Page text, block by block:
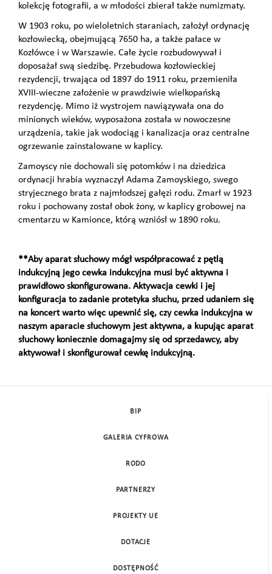
kolekcję fotografii, a w młodości zbierał także numizmaty.
W 1903 roku, po wieloletnich staraniach, założył ordynację
kozłowiecką, obejmującą 7650 ha, a także pałace w
Kozłówce i w Warszawie. Całe życie rozbudowywał i
doposażał swą siedzibę. Przebudowa kozłowieckiej
rezydencji, trwająca od 1897 do 1911 roku, przemieniła
XVIII-wieczne założenie w prawdziwie wielkopańską
rezydencję. Mimo iż wystrojem nawiązywała ona do
minionych wieków, wyposażona została w nowoczesne
urządzenia, takie jak wodociąg i kanalizacja oraz centralne
ogrzewanie zainstalowane w kaplicy.
Zamoyscy nie dochowali się potomków i na dziedzica
ordynacji hrabia wyznaczył Adama Zamoyskiego, swego
stryjecznego brata z najmłodszej gałęzi rodu. Zmarł w 1923
roku i pochowany został obok żony, w kaplicy grobowej na
cmentarzu w Kamionce, którą wzniósł w 1890 roku.
**Aby aparat słuchowy mógł współpracować z pętlą
indukcyjną jego cewka indukcyjna musi być aktywna i
prawidłowo skonfigurowana. Aktywacja cewki i jej
konfiguracja to zadanie protetyka słuchu, przed udaniem się
na koncert warto więc upewnić się, czy cewka indukcyjna w
naszym aparacie słuchowym jest aktywna, a kupując aparat
słuchowy koniecznie domagajmy się od sprzedawcy, aby
aktywował i skonfigurował cewkę indukcyjną.
BIP
GALERIA CYFROWA
RODO
PARTNERZY
PROJEKTY UE
DOTACJE
DOSTĘPNOŚĆ